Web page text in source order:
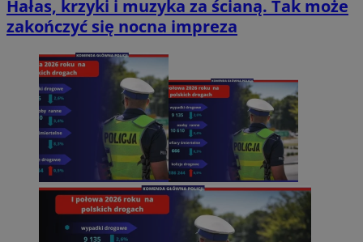
Hałas, krzyki i muzyka za ścianą. Tak może
zakończyć się nocna impreza